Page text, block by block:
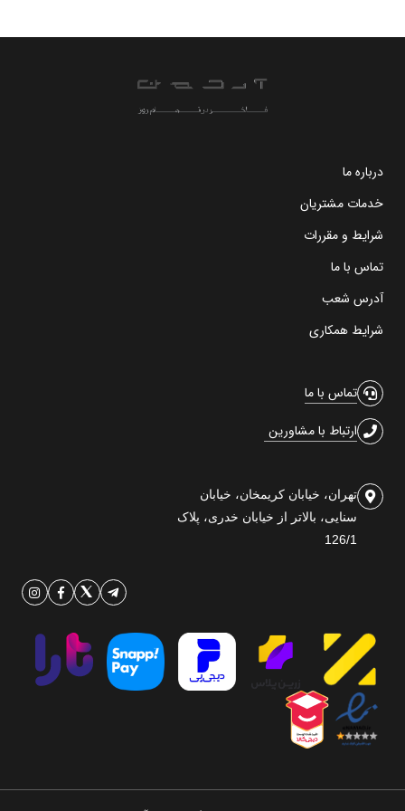
درباره ما
خدمات مشتریان
شرایط و مقررات
تماس با ما
آدرس شعب
شرایط همکاری
تماس با ما
ارتباط با مشاورین
تهران، خیابان کریمخان، خیابان
سنایی، بالاتر از خیابان خدری، پلاک
126/1